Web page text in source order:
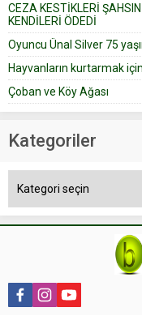
CEZA KESTİKLERİ
KENDİLERİ ÖDEDİ
Oyuncu Ünal Silver 75
Hayvanların kurtarmak
Çoban ve Köy Ağası
Kategoriler